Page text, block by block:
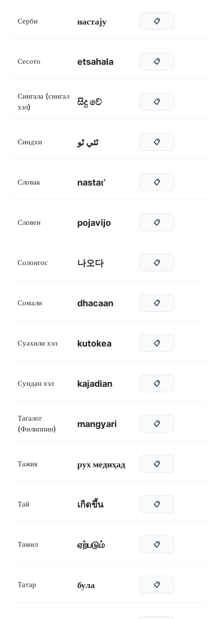
Серби настају 📋
Сесото etsahala 📋
Сингала (сингал
хэл)
සිදු වේ 📋
Синдхи ٿئي ٿو 📋
Словак nastať 📋
Словен pojavijo 📋
Солонгос 나오다 📋
Сомали dhacaan 📋
Суахили хэл kutokea 📋
Сундан хэл kajadian 📋
Тагалог
(Филиппин)
mangyari 📋
Тажик рух медиҳад 📋
Тай เกิดขึ้น 📋
Тамил ஏற்படும் 📋
Татар була 📋